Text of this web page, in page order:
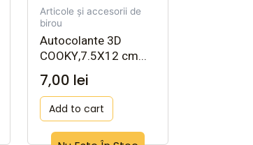
Articole și accesorii de
birou
Autocolante 3D
COOKY,7.5X12 cm...
7,00 lei
Add to cart